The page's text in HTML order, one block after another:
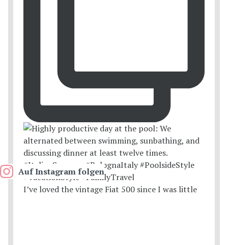
I’ve loved the vintage Fiat 500 since I was little
Auf Instagram folgen